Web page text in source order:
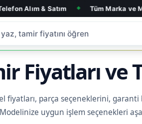
Satım ◆ Tüm Marka ve Modeller ◆
Fiyatları ve
fiyatları, parça seçeneklerini,
uygun işlem seçenekleri